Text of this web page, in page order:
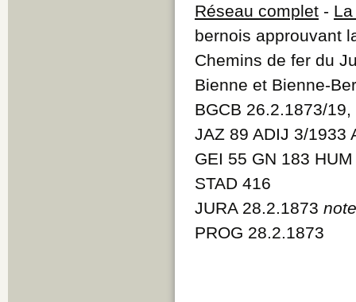
Réseau complet -
bernois approuvant
Chemins de fer du
Bienne et Bienne-
BGCB 26.2.1873/
JAZ 89 ADIJ 3/1933
GEI 55 GN 183
STAD 416
JURA 28.2.1873
PROG 28.2.1873